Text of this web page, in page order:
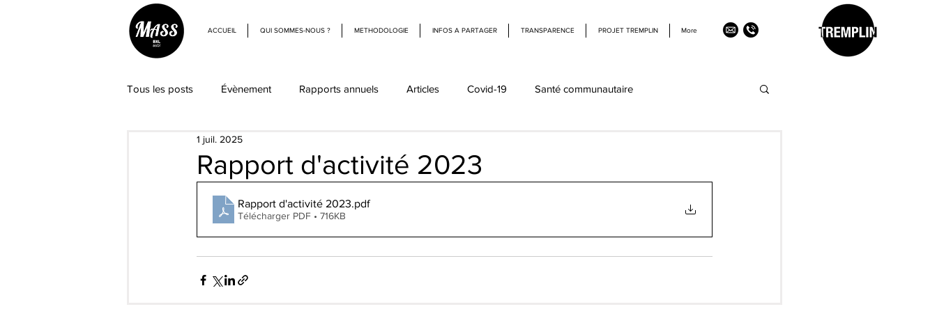
ACCUEIL QUI SOMMES-NOUS ? METHODOLOGIE INFOS A PARTAGER TRANSPARENCE PROJET TREMPLIN More
Tous les posts Évènement Rapports annuels Articles Covid-19 Santé communautaire
Rapport d'activité 2023
1 juil. 2025
Rapport d'activité 2023.pdf
Télécharger PDF • 716KB